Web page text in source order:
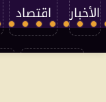
الأخبار اقتصاد